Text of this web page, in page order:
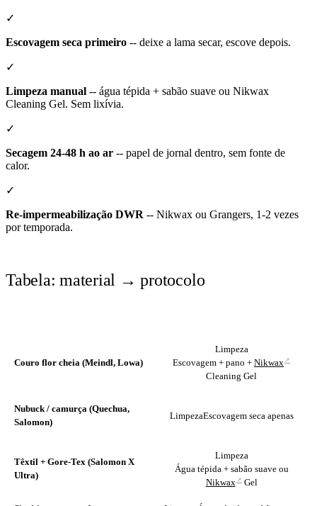
✓
Escovagem seca primeiro -- deixe a lama secar, escove depois.
✓
Limpeza manual -- água tépida + sabão suave ou Nikwax
Cleaning Gel. Sem lixívia.
✓
Secagem 24-48 h ao ar -- papel de jornal dentro, sem fonte de
calor.
✓
Re-impermeabilização DWR -- Nikwax ou Grangers, 1-2 vezes
por temporada.
Tabela: material → protocolo
Couro flor cheia (Meindl, Lowa)
Limpeza
Escovagem + pano + Nikwax ↗
Cleaning Gel
Nubuck / camurça (Quechua,
Salomon)
LimpezaEscovagem seca apenas
Têxtil + Gore-Tex (Salomon X
Ultra)
Limpeza
Água tépida + sabão suave ou
Nikwax ↗Gel